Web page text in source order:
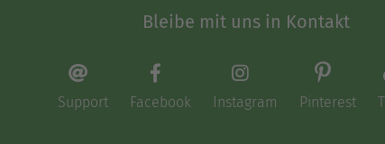
Bleibe mit uns in Kontakt
Support Facebook Instagram Pinterest